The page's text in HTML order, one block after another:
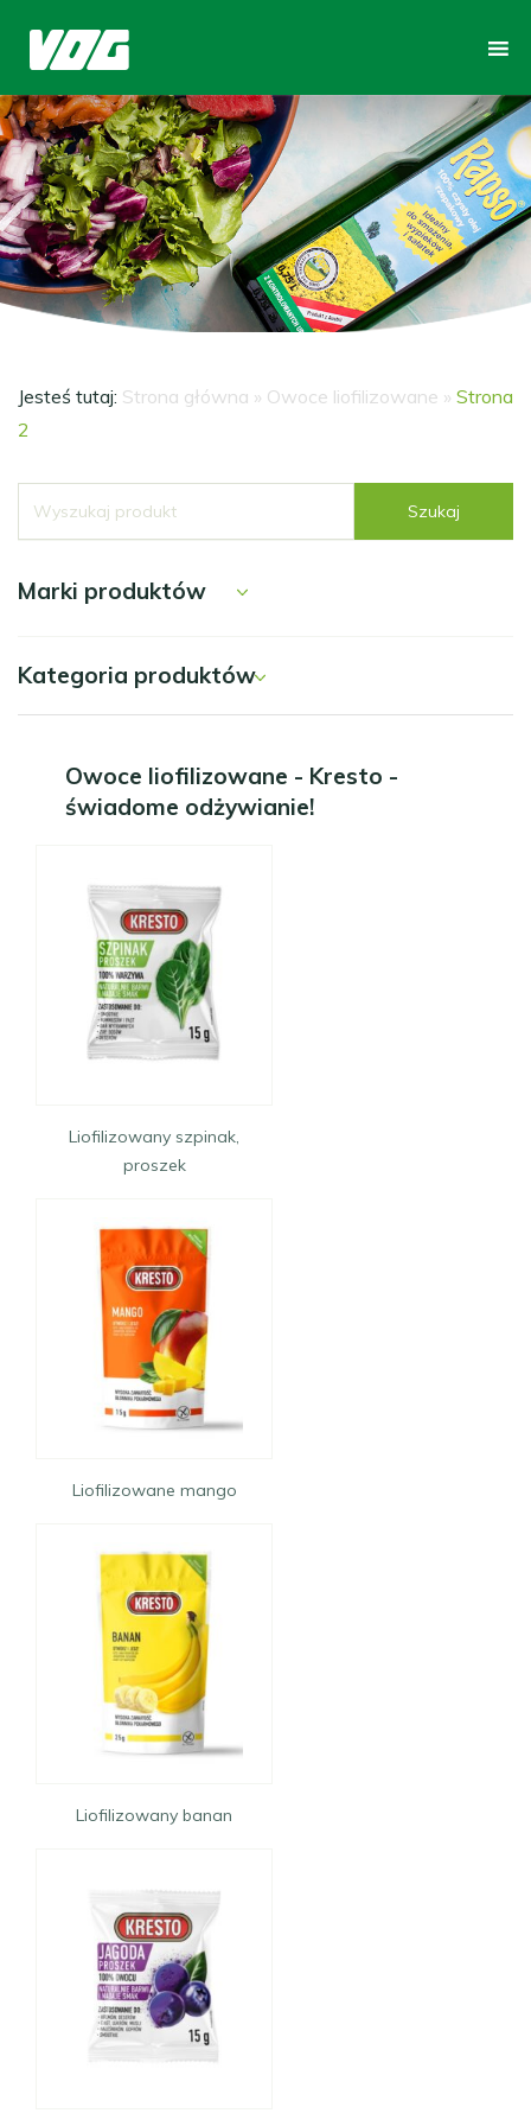
Jesteś tutaj: Strona główna » Owoce liofilizowane » Strona
2
Szukaj
Marki produktów
Kategoria produktów
Owoce liofilizowane - Kresto -
świadome odżywianie!
Liofilizowany szpinak,
proszek
Liofilizowane mango
Liofilizowany banan